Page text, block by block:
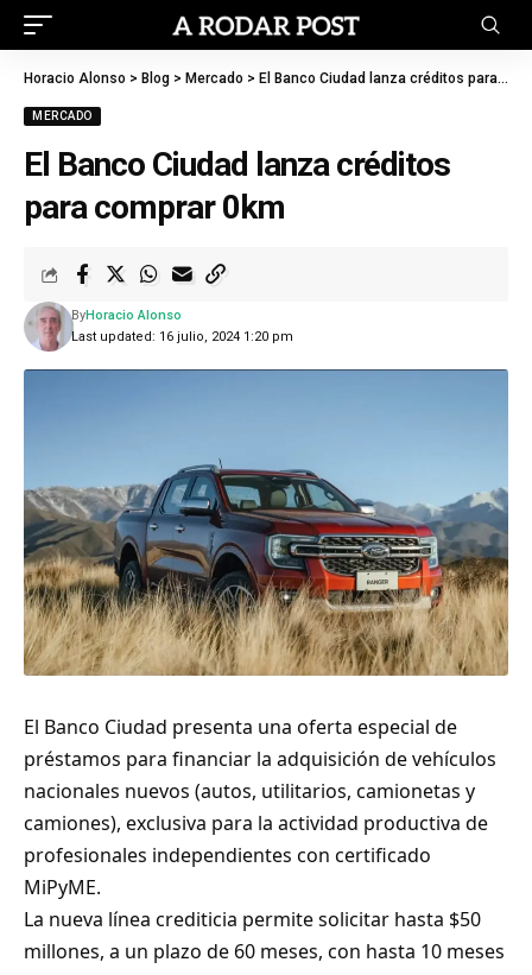
Horacio Alonso > Blog > Mercado > El Banco Ciudad lanza créditos para comprar 0km
MERCADO
El Banco Ciudad lanza créditos
para comprar 0km
Last updated: 16 julio, 2024 1:20 pm
ByHoracio Alonso
El Banco Ciudad presenta una oferta especial de
préstamos para financiar la adquisición de vehículos
nacionales nuevos (autos, utilitarios, camionetas y
camiones), exclusiva para la actividad productiva de
profesionales independientes con certificado
MiPyME.
La nueva línea crediticia permite solicitar hasta $50
millones, a un plazo de 60 meses, con hasta 10 meses